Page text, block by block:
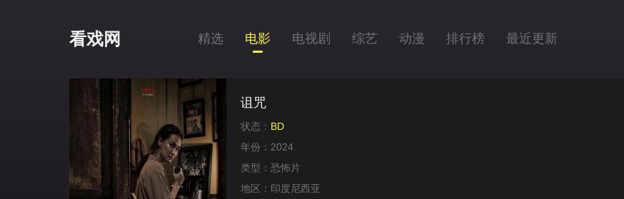
看戏网 精选 电影 电视剧 综艺 动漫 排行榜 最近更新
诅咒
状态： BD
年份： 2024
类型： 恐怖片
地区： 印度尼西亚